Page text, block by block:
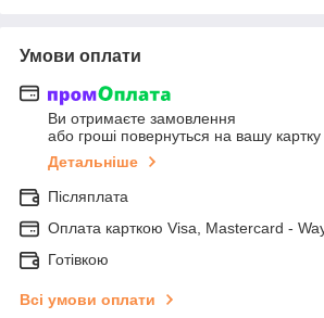
Умови оплати
Ви отримаєте замовлення
або гроші повернуться на вашу картку
Детальніше
Післяплата
Оплата карткою Visa, Mastercard -
Готівкою
Всі умови оплати